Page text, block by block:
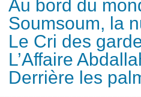
Au bord du
Soumsoum, la
Le Cri des
L’Affaire
Derrière les